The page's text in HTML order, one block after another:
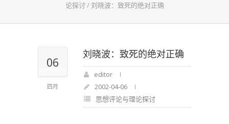
论探讨/刘晓波：致死的绝对正确
06
四月
刘晓波：致死的绝对正确
editor
2002-04-06
思想评论与理论探讨